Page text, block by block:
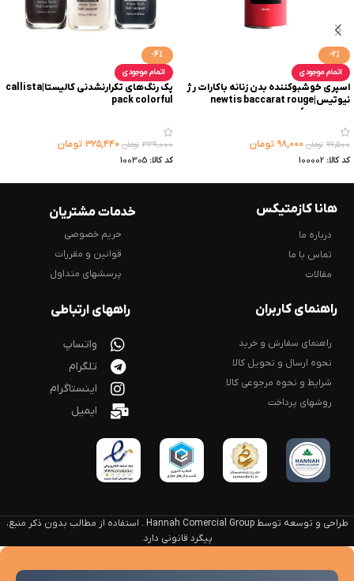
-2%
اتمام موجودی
اسپری خوشبوکننده بدن زنانه باکارات رژ
نیوتیس|newtis baccarat rouge
perfume spray
۹۹,۵۰۰ تومان ۹۸,۰۰۰ تومان
کد کالا: 100002
-4%
اتمام موجودی
پک رنگ‌های تکرارنشدنی کالیستا|callista
pack colorful
۳۳۹,۰۰۰ تومان ۳۲۵,۴۴۰ تومان
کد کالا: 100305
هانا کازمتیکس
درباره ما
تماس با ما
مقالات
خدمات مشتریان
حریم خصوصی
قوانین و مقررات
پرسشهای متداول
راهنمای کاربران
راهنمای سفارش و خرید
نحوه ارسال و تحویل کالا
شرایط و نحوه مرجوعی کالا
روشهای پرداخت
راههای ارتباطی
واتساپ
تلگرام
اینستاگرام
ایمیل
طراحی و توسعه توسط Hannah Comercial Group . استفاده از مطالب بدون ذکر منبع،
پیگرد قانونی دارد.